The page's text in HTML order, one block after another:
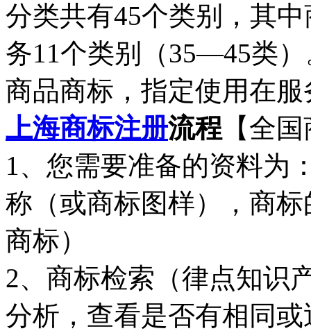
分类共有45个类别，其中
务11个类别（35—45类
商品商标，指定使用在
上海商标注册流程 【全
1、您需要准备的资料为
称（或商标图样），商
商标）
2、商标检索（律点知识
分析，查看是否有相同